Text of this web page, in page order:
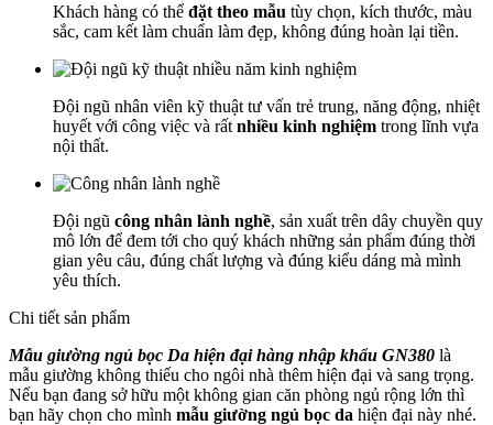
Khách hàng có thể đặt theo mẫu tùy chọn, kích thước, màu
sắc, cam kết làm chuẩn làm đẹp, không đúng hoàn lại tiền.
Đội ngũ nhân viên kỹ thuật tư vấn trẻ trung, năng động, nhiệt
huyết với công việc và rất nhiều kinh nghiệm trong lĩnh vựa
nội thất.
Đội ngũ công nhân lành nghề, sản xuất trên dây chuyền quy
mô lớn để đem tới cho quý khách những sản phẩm đúng thời
gian yêu câu, đúng chất lượng và đúng kiểu dáng mà mình
yêu thích.
Chi tiết sản phẩm
Mẫu giường ngủ bọc Da hiện đại hàng nhập khẩu GN380 là
mẫu giường không thiếu cho ngôi nhà thêm hiện đại và sang trọng.
Nếu bạn đang sở hữu một không gian căn phòng ngủ rộng lớn thì
bạn hãy chọn cho mình mẫu giường ngủ bọc da hiện đại này nhé.